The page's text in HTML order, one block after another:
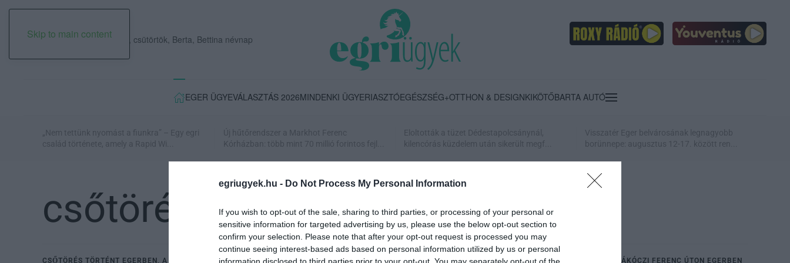
egriugyek.hu - Do Not Process My Personal Information
If you wish to opt-out of the sale, sharing to third parties, or processing of your personal or
sensitive information for targeted advertising by us, please use the below opt-out section to
confirm your selection. Please note that after your opt-out request is processed you may
continue seeing interest-based ads based on personal information utilized by us or personal
Skip to main content
2026. augusztus 06., csütörtök, Berta, Bettina névnap
EGER ÜGYEVÁLASZTÁS 2026MINDENKI ÜGYERIASZTÓEGÉSZSÉG+OTTHON & DESIGNKIKÖTŐBARTA AUTÓ
„Nem tettünk nyomást a fiunkra” – Egy egri
család története, amely a Rapid Wi...
Új hűtőrendszer a Markhot Ferenc
Kórházban: több mint 70 millió forintos fejl...
Eloltották a tüzet Dédestapolcsánynál,
kilencórás küzdelem után sikerült megf...
Visszatér Eger belvárosának legnagyobb
borünnepe: augusztus 12-17. között ren...
csőtörés
CSŐTÖRÉS TÖRTÉNT EGERBEN, A RÁKÓCZI ÚTON – FOTÓK
CSŐTÖRÉS VOLT PÉNTEKEN AZ EGRI EGÉSZSÉGHÁZ
CSŐTÖRÉS TÖRTÉNT A RÁKÓCZI FERENC ÚTON EGERBEN